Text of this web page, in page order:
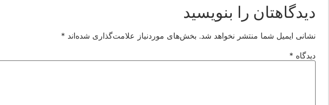
دیدگاهتان را بنویسید
نشانی ایمیل شما منتشر نخواهد شد. بخش‌های موردنیاز علامت‌گذاری شده‌اند *
دیدگاه *